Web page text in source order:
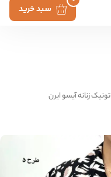
سبد خرید
تونیک زنانه آیسو ایرن